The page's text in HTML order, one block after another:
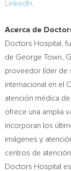
LinkedIn
Acerca de
Doctors Hospital,
de George Town ,
proveedor líder de
internacional en el
atención médica
ofrece una amplia
incorporan los
imágenes y
centros de
Doctors Hospital